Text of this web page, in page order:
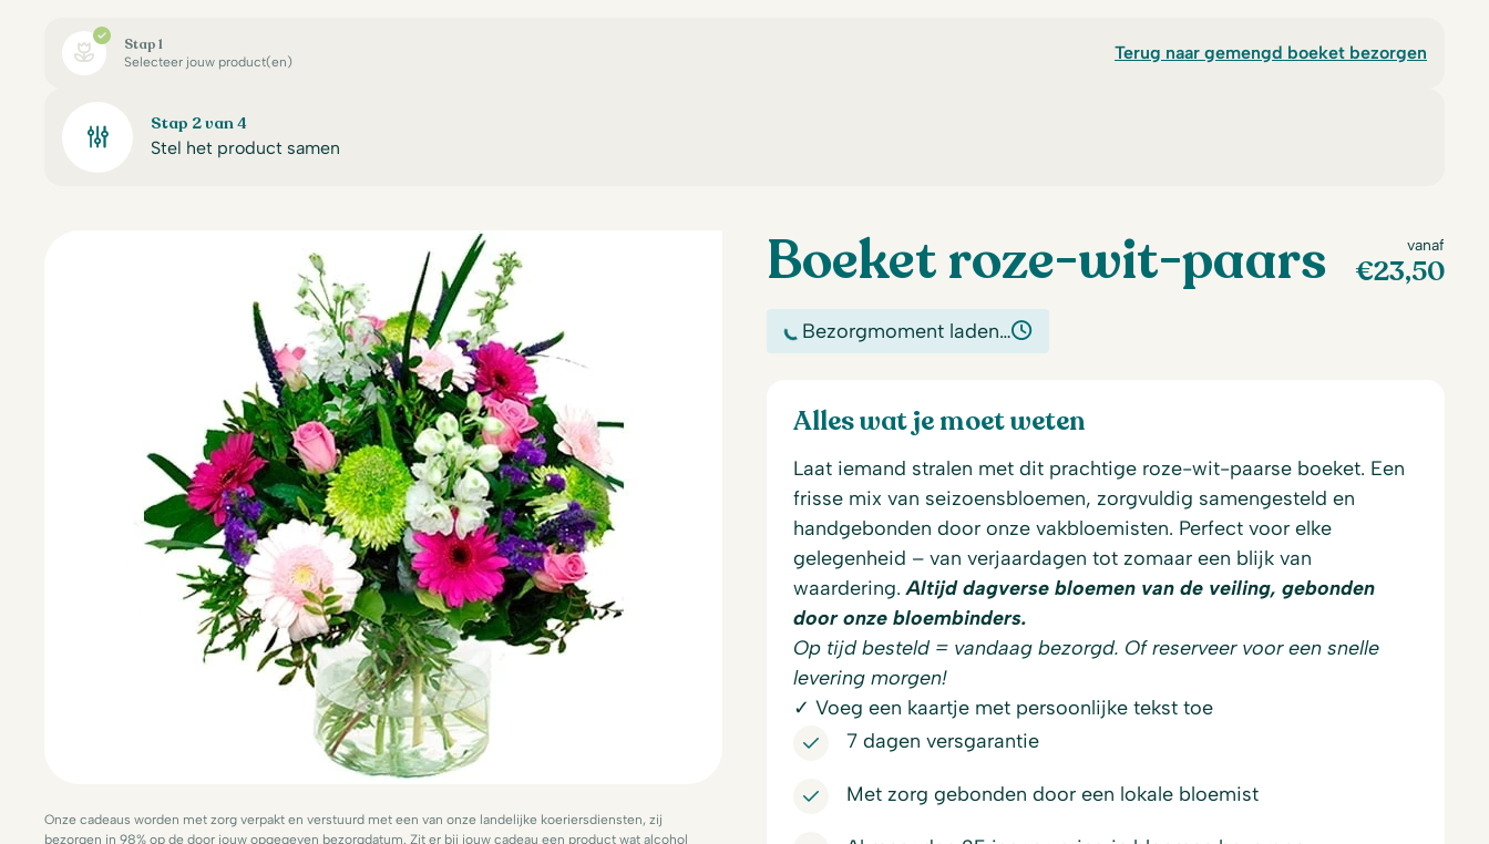
Stap 1
Selecteer jouw product(en) Terug naar gemengd boeket bezorgen
Stap 2 van 4
Stel het product samen
Onze cadeaus worden met zorg verpakt en verstuurd met een van onze landelijke koeriersdiensten, zij
bezorgen in 98% op de door jouw opgegeven bezorgdatum. Zit er bij jouw cadeau een product wat alcohol
Boeket roze-wit-paars vanaf
€23,50
Bezorgmoment laden…
Alles wat je moet weten
Laat iemand stralen met dit prachtige roze-wit-paarse boeket. Een
frisse mix van seizoensbloemen, zorgvuldig samengesteld en
handgebonden door onze vakbloemisten. Perfect voor elke
gelegenheid – van verjaardagen tot zomaar een blijk van
waardering.Altijd dagverse bloemen van de veiling, gebonden
door onze bloembinders.
Op tijd besteld = vandaag bezorgd. Of reserveer voor een snelle
levering morgen!
✓ Voeg een kaartje met persoonlijke tekst toe
7 dagen versgarantie
Met zorg gebonden door een lokale bloemist